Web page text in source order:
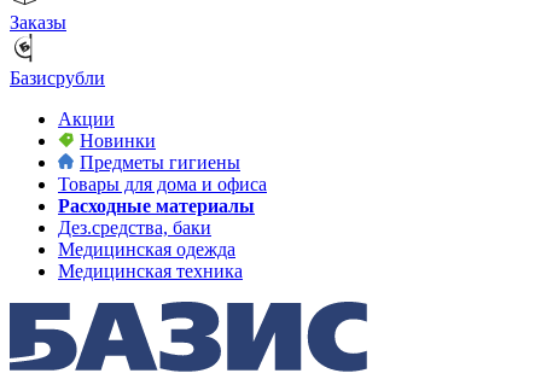
Заказы
Базисрубли
Акции
Новинки
Предметы гигиены
Товары для дома и офиса
Расходные материалы
Дез.средства, баки
Медицинская одежда
Медицинская техника